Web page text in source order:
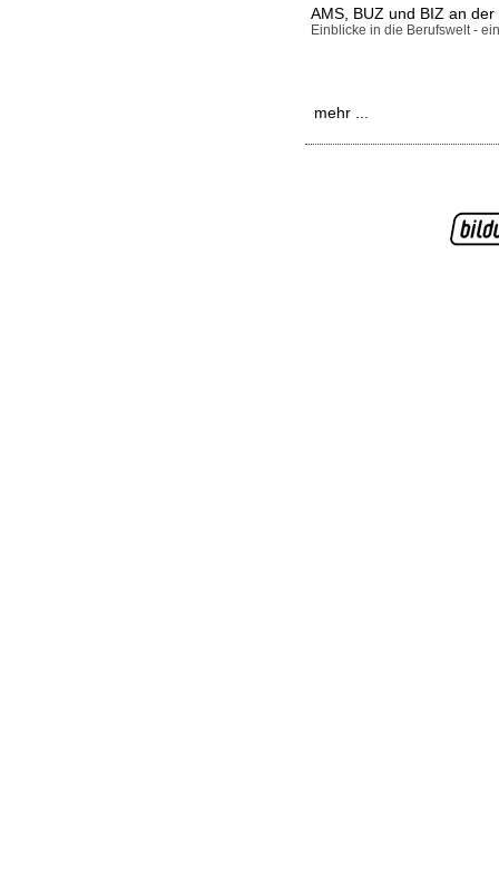
AMS, BUZ und BIZ an der
Einblicke in die Berufswelt -
mehr ...